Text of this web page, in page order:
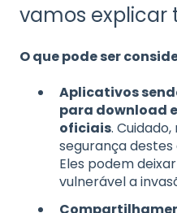
vamos explicar
O que pode ser
Aplicativos
para download
oficiais.
segurança
Eles podem
vulnerável a